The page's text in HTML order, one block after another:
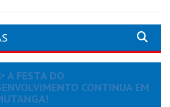
A FESTA DO
CONTINUA EM